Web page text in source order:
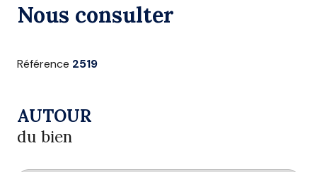
Nous consulter
Référence 2519
AUTOUR
du bien